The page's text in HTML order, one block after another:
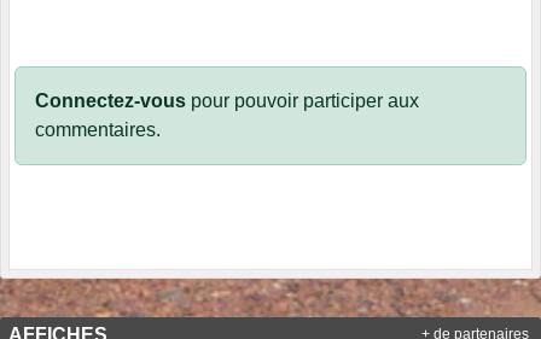
Connectez-vous pour pouvoir participer aux
commentaires.
+ de partenaires